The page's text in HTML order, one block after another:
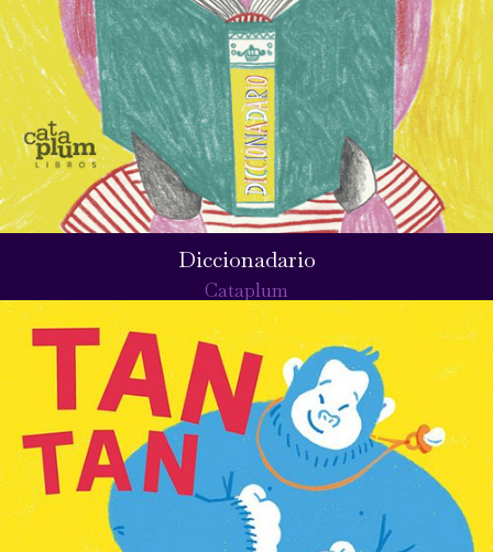
Diccionadario
Cataplum